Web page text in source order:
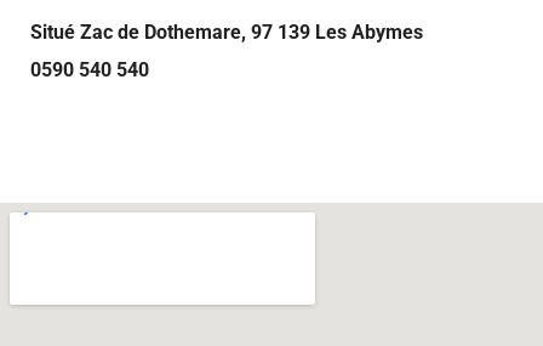
Situé Zac de Dothemare, 97 139 Les Abymes
0590 540 540